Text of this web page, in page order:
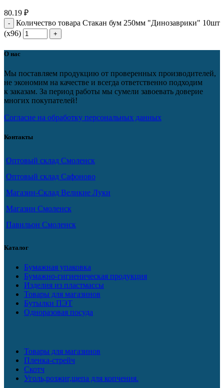
80.19 ₽
Количество товара Стакан бум 250мм "Динозаврики" 10шт
(х96)
О нас
Мы поставляем продукцию от проверенных производителей,
не экономим на качестве и всегда ответственно подходим
к заказам. За период работы мы сумели завоевать доверие
многих покупателей!
Согласие на обработку персональных данных
Контакты
Оптовый склад Смоленск
Оптовый склад Сафоново
Магазин-Склад Великие Луки
Магазин Смоленск
Павильон Смоленск
Каталог
Бумажная упаковка
Бумажно-гигиеническая продукция
Изделия из пластмассы
Товары для магазинов
Бутылки ПЭТ
Одноразовая посуда
Товары для магазинов
Пленка-стрейч
Скотч
Уголь,розжиг,щепа для копчения.